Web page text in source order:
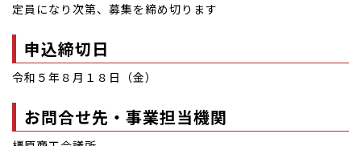
定員になり次第、募集を締め切ります
申込締切日
令和５年８月１８日（金）
お問合せ先・事業担当機関